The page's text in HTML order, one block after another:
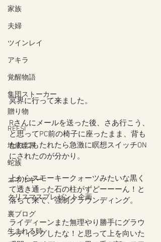
家族
夫婦
ツインレイ
アキラ
覚醒物語
集団ストーカー
贈り物
REFSI
地底世界
蛇族
エネルギー
クリスマスプレゼント企画
裏ブログ
生まれる時
冥界に行って来ました。
Rさんにメールを送った後、さあ行こう、
と思ってPC前の椅子に座ったまま、背も
たれにもたれたら急激に瞑想スイッチON
にされたのが分かり。
上からスモーキークォーツみたいな黒く
て透き通った石の柱がずどーーーん！と
落ちて来て、強制グラウンディング。
ライディーンまた無理やり勝手にグラウ
ンディングしたな！と思って上を向いた